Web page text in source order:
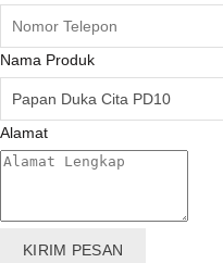
Nama Produk
Alamat
KIRIM PESAN